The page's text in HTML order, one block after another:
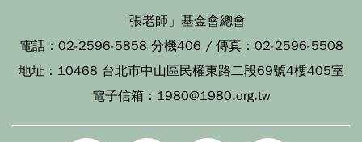
「張老師」基金會總會
電話： 02-2596-5858 分機406 / 傳真： 02-2596-5508
地址： 10468 台北市中山區民權東路二段69號4樓405室
電子信箱： 1980@1980.org.tw